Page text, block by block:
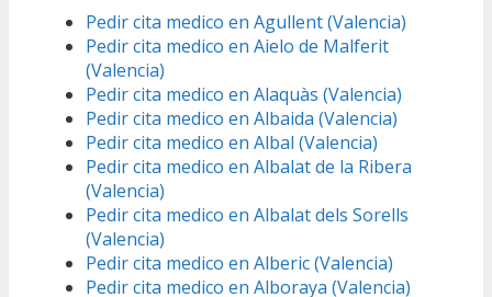
Pedir cita medico en Agullent (Valencia)
Pedir cita medico en Aielo de Malferit
(Valencia)
Pedir cita medico en Alaquàs (Valencia)
Pedir cita medico en Albaida (Valencia)
Pedir cita medico en Albal (Valencia)
Pedir cita medico en Albalat de la Ribera
(Valencia)
Pedir cita medico en Albalat dels Sorells
(Valencia)
Pedir cita medico en Alberic (Valencia)
Pedir cita medico en Alboraya (Valencia)